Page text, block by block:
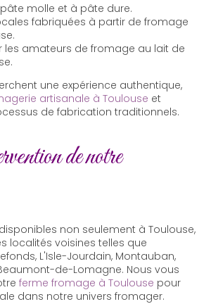
molle et à pâte dure.
fabriquées à partir de fromage
.
les amateurs de fromage au lait de
.
une expérience authentique,
artisanale à Toulouse et
de fabrication traditionnels.
de notre
non seulement à Toulouse,
localités voisines telles que
L'Isle-Jourdain, Montauban,
de-Lomagne. Nous vous
ferme fromage à Toulouse pour
dans notre univers fromager.